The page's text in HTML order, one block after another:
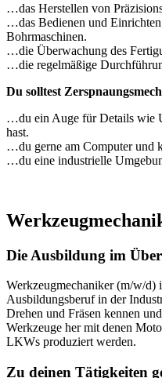
…das Herstellen von
…das Bedienen und
Bohrmaschinen.
…die Überwachung des
…die regelmäßige
Du solltest
…du ein Auge für Details wie
hast.
…du gerne am Computer und
…du eine industrielle
Die Ausbildung im
Werkzeugmechaniker (m/w/d)
Ausbildungsberuf in der
Drehen und Fräsen kennen
Werkzeuge her mit denen
LKWs produziert werden.
Zu deinen Tätigkeiten